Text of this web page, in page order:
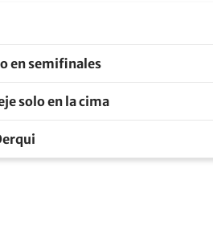
en semifinales
solo en la cima